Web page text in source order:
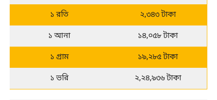
১ রতি
২,৩৪৩ টাকা
১ আনা
১৪,০৫৮ টাকা
১ গ্রাম
১৯,২৮৫ টাকা
১ ভরি
২,২৪,৯৩৬ টাকা